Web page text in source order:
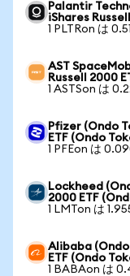
Palantir
iShares
1 PLTRon は
AST
Russell 2000
1 ASTSon は
Pfizer (Ondo
ETF (Ondo
1 PFEon は
Lockheed
2000 ETF
1 LMTon は
Alibaba (Ondo
ETF (Ondo
1 BABAon は